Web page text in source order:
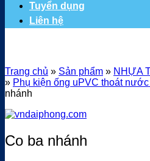
Tuyển dụng
Liên hệ
Trang chủ » Sản phẩm » NHỰA
» Phụ kiện ống uPVC thoát
nhánh
Co ba nhánh